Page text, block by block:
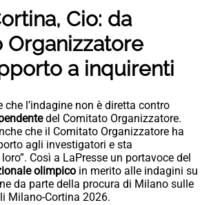
Cio: da
Organizzatore
a inquirenti
che l’indagine non è diretta contro
del Comitato Organizzatore.
che il Comitato Organizzatore ha
agli investigatori e sta
Così a LaPresse un portavoce del
olimpico in merito alle indagini su
da parte della procura di Milano sulle
Milano-Cortina 2026.